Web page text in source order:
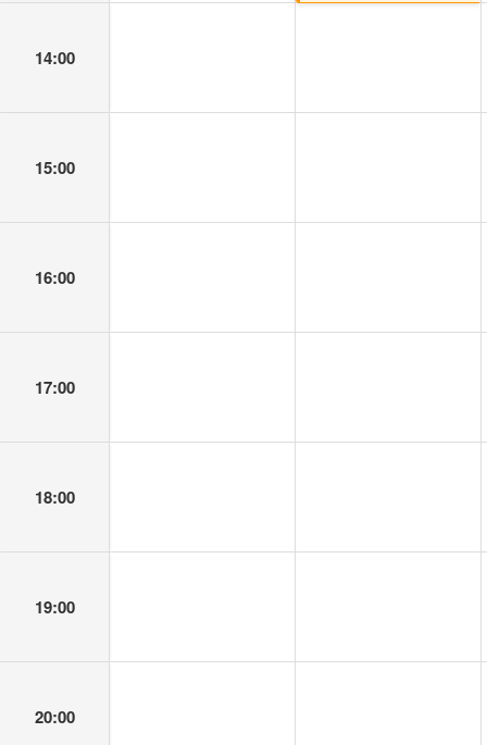
14:00
15:00
16:00
17:00
18:00
19:00
20:00